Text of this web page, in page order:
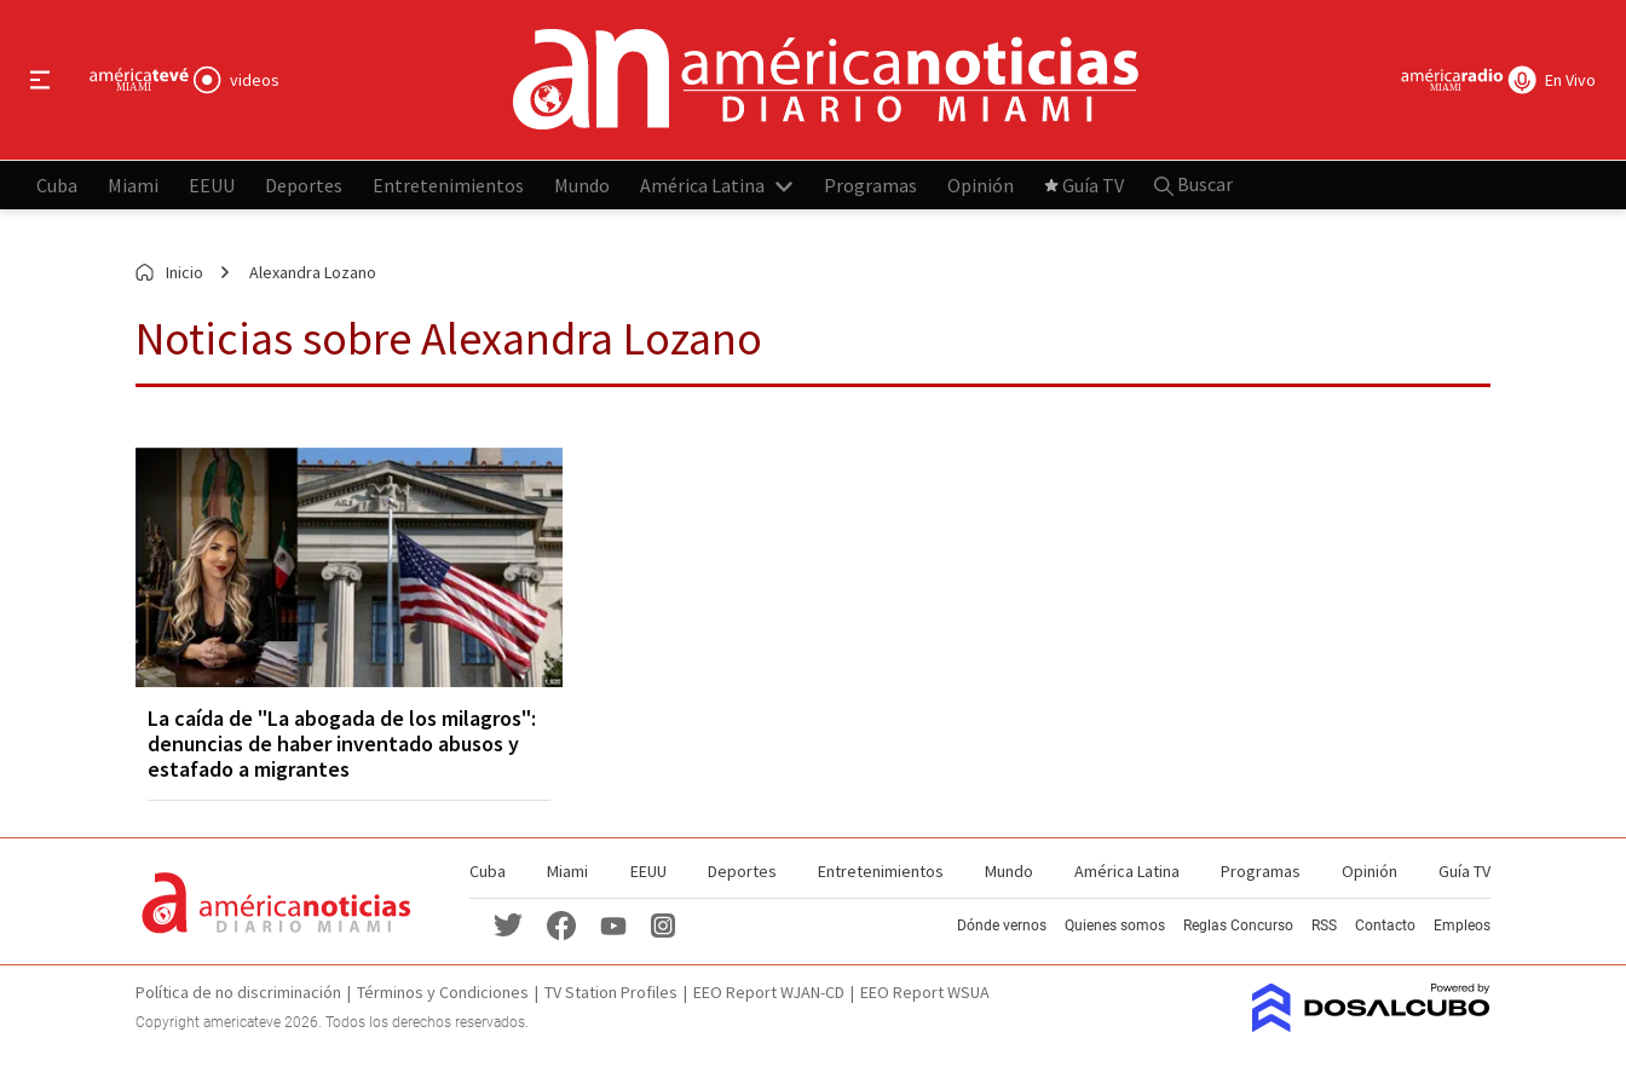
videos En Vivo
Cuba Miami EEUU Deportes Entretenimientos Mundo América Latina Programas Opinión Guía TV Buscar
Inicio Alexandra Lozano
Noticias sobre Alexandra Lozano
La caída de "La abogada de los milagros":
denuncias de haber inventado abusos y
estafado a migrantes
Cuba Miami EEUU Deportes Entretenimientos Mundo América Latina Programas Opinión Guía TV
Dónde vernos Quienes somos Reglas Concurso RSS Contacto Empleos
Política de no discriminación Términos y Condiciones TV Station Profiles EEO Report WJAN-CD EEO Report WSUA
Copyright americateve 2026. Todos los derechos reservados.